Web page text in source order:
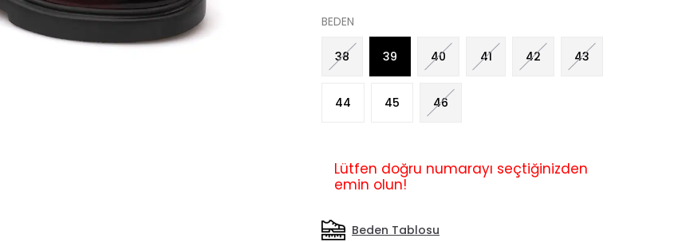
BEDEN
38 39 40 41 42 43
44 45 46
Lütfen doğru numarayı seçtiğinizden
emin olun!
Beden Tablosu